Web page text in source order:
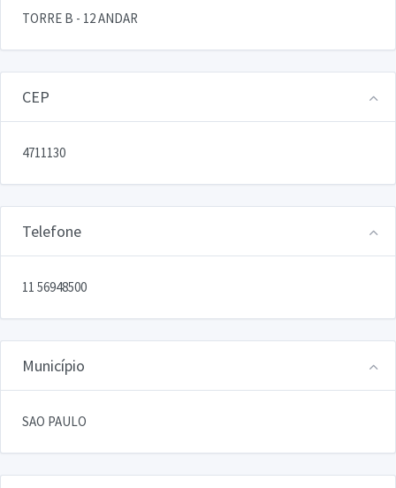
TORRE B - 12 ANDAR
CEP
4711130
Telefone
11 56948500
Município
SAO PAULO